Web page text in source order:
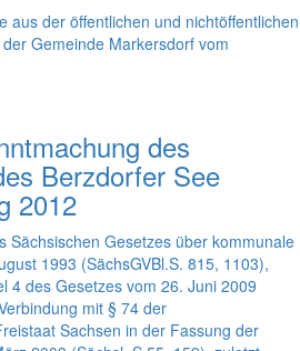
aus der öffentlichen und nichtöffentlichen
Gemeinde Markersdorf vom
des
Berzdorfer See
2012
Sächsischen Gesetzes über kommunale
1993 (SächsGVBl.S. 815, 1103),
4 des Gesetzes vom 26. Juni 2009
mit § 74 der
Sachsen in der Fassung der